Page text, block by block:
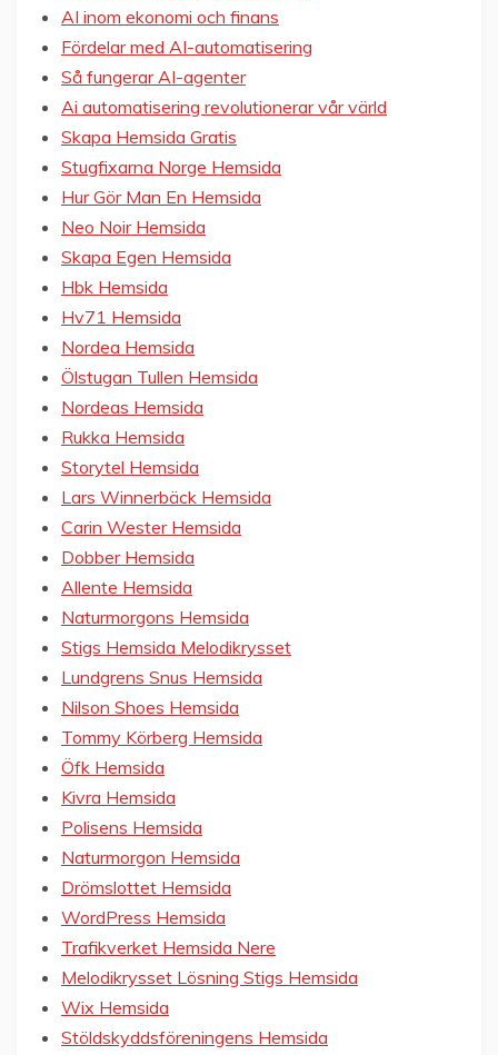
AI inom ekonomi och finans
Fördelar med AI-automatisering
Så fungerar AI-agenter
Ai automatisering revolutionerar vår värld
Skapa Hemsida Gratis
Stugfixarna Norge Hemsida
Hur Gör Man En Hemsida
Neo Noir Hemsida
Skapa Egen Hemsida
Hbk Hemsida
Hv71 Hemsida
Nordea Hemsida
Ölstugan Tullen Hemsida
Nordeas Hemsida
Rukka Hemsida
Storytel Hemsida
Lars Winnerbäck Hemsida
Carin Wester Hemsida
Dobber Hemsida
Allente Hemsida
Naturmorgons Hemsida
Stigs Hemsida Melodikrysset
Lundgrens Snus Hemsida
Nilson Shoes Hemsida
Tommy Körberg Hemsida
Öfk Hemsida
Kivra Hemsida
Polisens Hemsida
Naturmorgon Hemsida
Drömslottet Hemsida
WordPress Hemsida
Trafikverket Hemsida Nere
Melodikrysset Lösning Stigs Hemsida
Wix Hemsida
Stöldskyddsföreningens Hemsida